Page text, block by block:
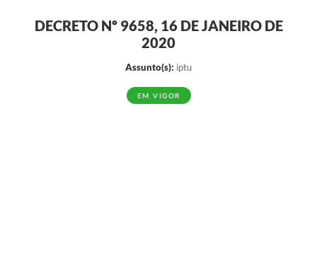
DECRETO Nº 9658, 16 DE JANEIRO DE
2020
Assunto(s): iptu
EM VIGOR